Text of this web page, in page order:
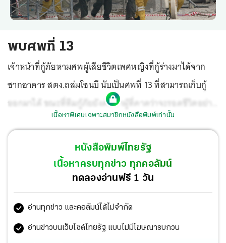
พบศพที่ 13
เจ้าหน้าที่กู้ภัยหามศพผู้เสียชีวิตเพศหญิงที่กู้ร่างมาได้จาก
ซากอาคาร สตง.ถล่มโซนบี นับเป็นศพที่ 13 ที่สามารถเก็บกู้
ออกมาได้ ขณะที่ทีมกู้ภัยยังค้นหาผู้ที่คาดว่าจะรอดชีวิตอย่าง
ต่อเนื่อง ถึงแม้ว่าจะผ่านเดดไลน์ 72 ชม.แล้ว.
เนื้อหาพิเศษเฉพาะสมาชิกหนังสือพิมพ์เท่านั้น
หนังสือพิมพ์ไทยรัฐ
เนื้อหาครบทุกข่าว ทุกคอลัมน์
ทดลองอ่านฟรี 1 วัน
อ่านทุกข่าว และคอลัมน์ได้ไม่จำกัด
อ่านข่าวบนเว็บไซต์ไทยรัฐ แบบไม่มีโฆษณารบกวน